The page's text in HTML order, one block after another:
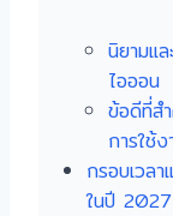
นิยามแ
ไอออน
ข้อดีที่ส
การใช้
กรอบเวล
ในปี 2027